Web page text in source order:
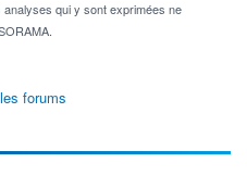
analyses qui y sont exprimées ne
forums